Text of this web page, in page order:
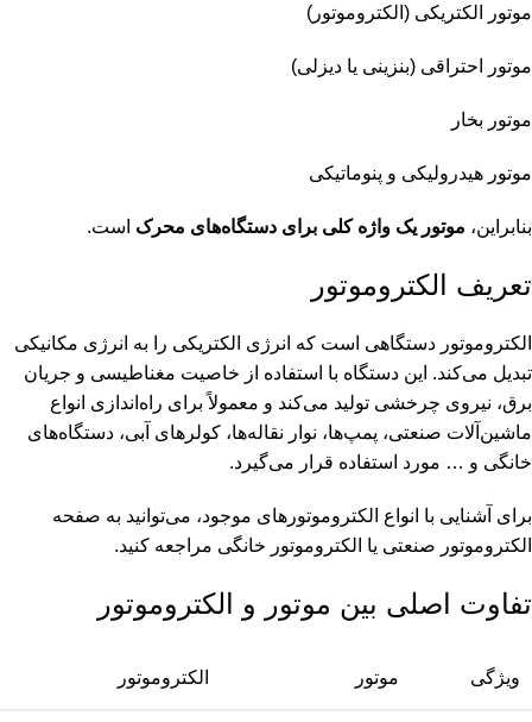
موتور الکتریکی (الکتروموتور)
موتور احتراقی (بنزینی یا دیزلی)
موتور بخار
موتور هیدرولیکی و پنوماتیکی
بنابراین، موتور یک واژه کلی برای دستگاه‌های محرک است.
تعریف الکتروموتور
الکتروموتور دستگاهی است که انرژی الکتریکی را به انرژی مکانیکی
تبدیل می‌کند. این دستگاه با استفاده از خاصیت مغناطیسی و جریان
برق، نیروی چرخشی تولید می‌کند و معمولاً برای راه‌اندازی انواع
ماشین‌آلات صنعتی، پمپ‌ها، نوار نقاله‌ها، کولرهای آبی، دستگاه‌های
خانگی و … مورد استفاده قرار می‌گیرد.
برای آشنایی با انواع الکتروموتورهای موجود، می‌توانید به صفحه
الکتروموتور صنعتی یا الکتروموتور خانگی مراجعه کنید.
تفاوت اصلی بین موتور و الکتروموتور
ویژگی موتور الکتروموتور